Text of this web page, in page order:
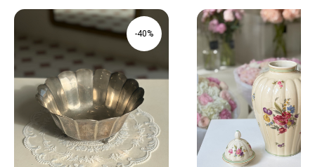
-40%
КОНФИДЕНЦИАЛЬНОСТЬ
2018 - 2025 PLOMBIR FLOWERS
+7 981 9672833
Ответим на все вопросы!
info@plombirflowers.ru
ДОГОВОР ОФЕРТЫ
ИП Сомова Валентина Юриевна
ИНН 470320429965
ОГРНИП 320470400035500